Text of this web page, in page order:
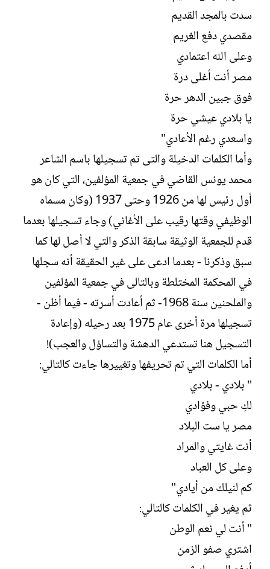
سدت بالمجد القديم
مقصدي دفع الغريم
وعلى الله اعتمادي
مصر أنت أغلى درة
فوق جبين الدهر حرة
يا بلادي عيشي حرة
واسعدي رغم الأعادي"
وأما الكلمات الدخيلة والتى تم تسجيلها باسم الشاعر
محمد يونس القاضي في جمعية المؤلفين، التي كان هو
أول رئيس لها من 1926 وحتى 1937 (وكان مسماه
الوظيفي وقتها رقيب على الأغاني) وجاء تسجيلها بعدما
قدم للجمعية الوثيقة سابقة الذكر والتي لا أصل لها كما
سبق وذكرنا - بعدما ادعى على غير الحقيقة أنه سجلها
في المحكمة المختلطة وبالتالى في جمعية المؤلفين
والملحنين سنة 1968- ثم أعادت أسرته - فيما أظن -
تسجيلها مرة أخرى عام 1975 بعد رحيله (وإعادة
التسجيل هنا تستدعي الدهشة والتساؤل والعجب)!
أما الكلمات التي تم تحريفها وتغييرها جاءت كالتالي:
" بلادي - بلادي
لكِ حبي وفؤادي
مصر يا ست البلاد
أنت غايتي والمراد
وعلى كل العباد
كم لنيلك من أيادي"
ثم يغير في الكلمات كالتالي:
" أنت لي نعم الوطن
اشتري صفو الزمن